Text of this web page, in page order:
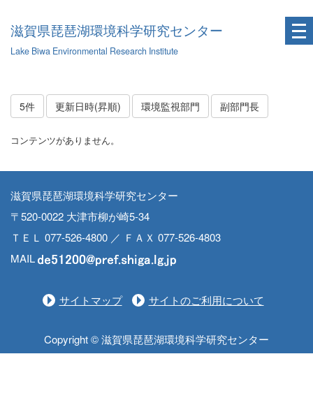
滋賀県琵琶湖環境科学研究センター
Lake Biwa Environmental Research Institute
5件 更新日時(昇順) 環境監視部門 副部門長
コンテンツがありません。
滋賀県琵琶湖環境科学研究センター
〒520-0022 大津市柳が崎5-34
ＴＥＬ 077-526-4800 ／ ＦＡＸ 077-526-4803
MAIL
サイトマップ サイトのご利用について
Copyright © 滋賀県琵琶湖環境科学研究センター